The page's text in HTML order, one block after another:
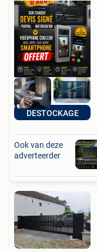
DESTOCKAGE
Ook van deze
adverteerder